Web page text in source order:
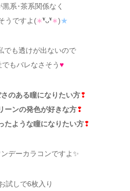
系･茶系関係なく
うですよ(∗❛ัᴗ❛ั∗)★
でも透けが出ないので
もバレなさそう♥
さのある瞳になりたい方❢
ーンの発色が好きな方❢
たような瞳になりたい方❢
デーカラコンですよ✨
試しで6枚入り